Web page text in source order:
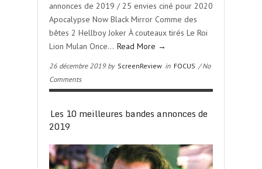
annonces de 2019 / 25 envies ciné pour 2020
Apocalypse Now Black Mirror Comme des
bêtes 2 Hellboy Joker À couteaux tirés Le Roi
Lion Mulan Once… Read More →
26 décembre 2019 by ScreenReview in FOCUS / No
Comments
Les 10 meilleures bandes annonces de
2019